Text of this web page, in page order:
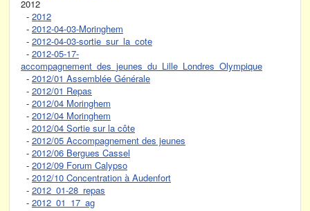
2012
- 2012
- 2012-04-03-Moringhem
- 2012-04-03-sortie_sur_la_cote
- 2012-05-17-
accompagnement_des_jeunes_du_Lille_Londres_Olympique
- 2012/01 Assemblée Générale
- 2012/01 Repas
- 2012/04 Moringhem
- 2012/04 Moringhem
- 2012/04 Sortie sur la côte
- 2012/05 Accompagnement des jeunes
- 2012/06 Bergues Cassel
- 2012/09 Forum Calypso
- 2012/10 Concentration à Audenfort
- 2012_01-28_repas
- 2012_01_17_ag